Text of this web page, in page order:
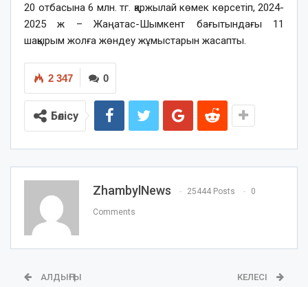
20 отбасына 6 млн. тг. қаржылай көмек көрсетіп, 2024-
2025 ж – Жаңатас-Шымкент бағытындағы 11
шақырым жолға жөндеу жұмыстарын жасапты.
0
2 347
Бөлісу
ZhambylNews 25444 Posts 0
Comments
АЛДЫҢҒЫ КЕЛЕСІ